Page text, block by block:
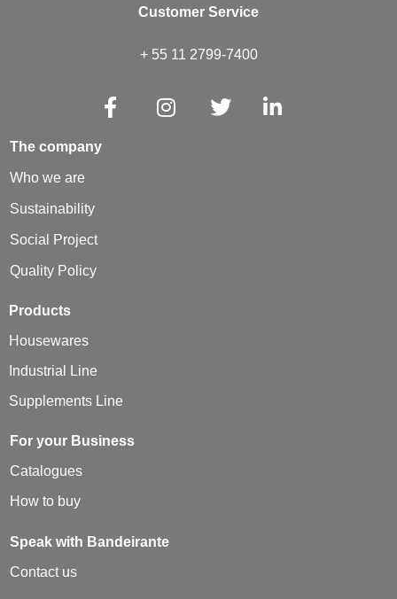
Customer Service
+ 55 11 2799-7400
The company
Who we are
Sustainability
Social Project
Quality Policy
Products
Housewares
Industrial Line
Supplements Line
For your Business
Catalogues
How to buy
Speak with Bandeirante
Contact us